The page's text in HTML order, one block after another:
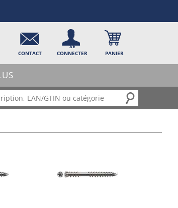
CONTACT
SE
CONNECTER
PANIER